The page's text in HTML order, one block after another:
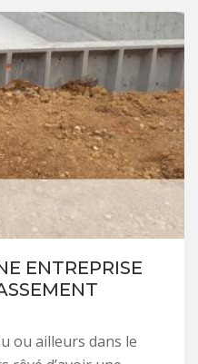
ENTREPRISE
ou ailleurs dans le